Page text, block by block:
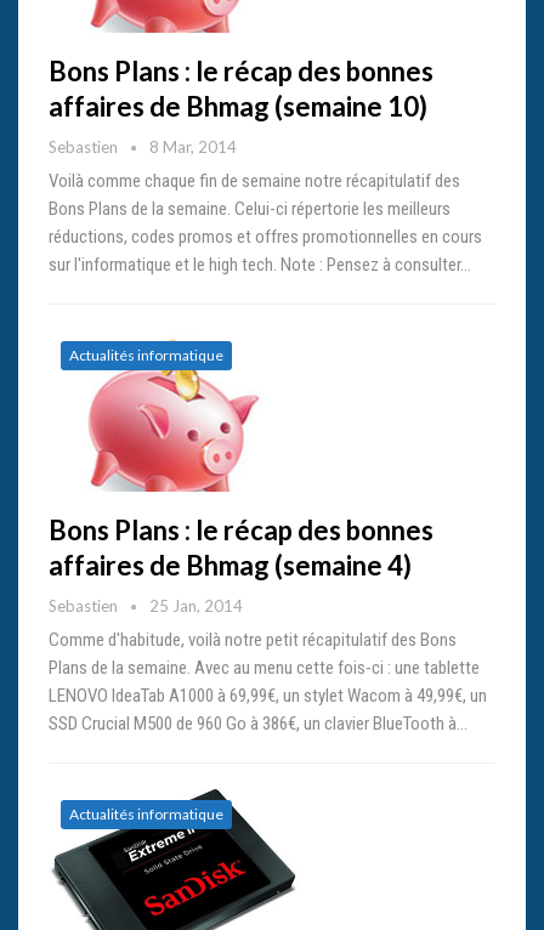
Bons Plans : le récap des bonnes
affaires de Bhmag (semaine 10)
Sebastien 8 Mar, 2014
Voilà comme chaque fin de semaine notre récapitulatif des
Bons Plans de la semaine. Celui-ci répertorie les meilleurs
réductions, codes promos et offres promotionnelles en cours
sur l'informatique et le high tech. Note : Pensez à consulter…
Actualités informatique
Bons Plans : le récap des bonnes
affaires de Bhmag (semaine 4)
Sebastien 25 Jan, 2014
Comme d'habitude, voilà notre petit récapitulatif des Bons
Plans de la semaine. Avec au menu cette fois-ci : une tablette
LENOVO IdeaTab A1000 à 69,99€, un stylet Wacom à 49,99€, un
SSD Crucial M500 de 960 Go à 386€, un clavier BlueTooth à…
Actualités informatique